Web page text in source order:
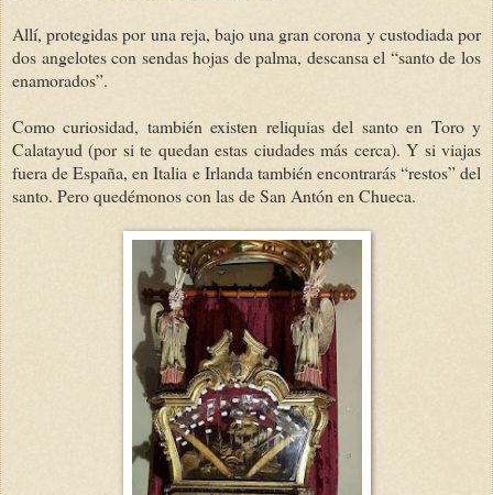
Allí, protegidas por una reja, bajo una gran corona y custodiada por
dos angelotes con sendas hojas de palma, descansa el “santo de los
enamorados”.
Como curiosidad, también existen reliquias del santo en Toro y
Calatayud (por si te quedan estas ciudades más cerca). Y si viajas
fuera de España, en Italia e Irlanda también encontrarás “restos” del
santo. Pero quedémonos con las de San Antón en Chueca.